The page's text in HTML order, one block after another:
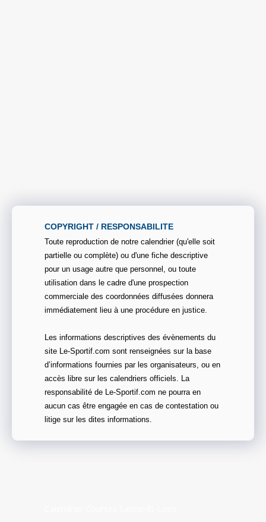
COPYRIGHT / RESPONSABILITE
Toute reproduction de notre calendrier (qu'elle soit
partielle ou complète) ou d'une fiche descriptive
pour un usage autre que personnel, ou toute
utilisation dans le cadre d'une prospection
commerciale des coordonnées diffusées donnera
immédiatement lieu à une procédure en justice.
Les informations descriptives des évènements du
site Le-Sportif.com sont renseignées sur la base
d’informations fournies par les organisateurs, ou en
accès libre sur les calendriers officiels. La
responsabilité de Le-Sportif.com ne pourra en
aucun cas être engagée en cas de contestation ou
litige sur les dites informations.